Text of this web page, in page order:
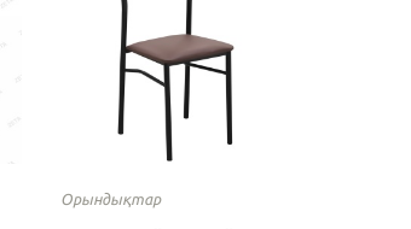
Орындықтар